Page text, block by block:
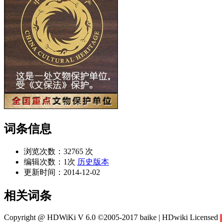
词条信息
浏览次数： 32765 次
编辑次数： 1次 历史版本
更新时间： 2014-12-02
相关词条
Copyright @ HDWiKi V 6.0 ©2005-2017 baike | HDwiki Licensed